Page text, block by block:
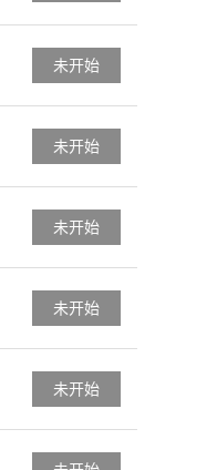
未开始
未开始
未开始
未开始
未开始